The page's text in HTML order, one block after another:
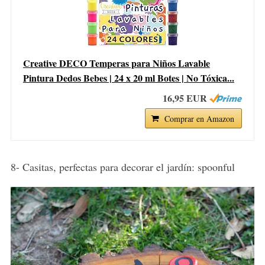
Creative DECO Temperas para Niños Lavable
Pintura Dedos Bebes | 24 x 20 ml Botes | No Tóxica...
16,95 EUR
Comprar en Amazon
8- Casitas, perfectas para decorar el jardín: spoonful